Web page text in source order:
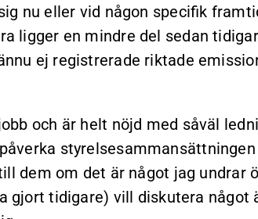
nu eller vid någon specifik
ligger en mindre del sedan
ej registrerade riktade
och är helt nöjd med såväl
dem om det är något jag undrar
gjort tidigare) vill diskutera något